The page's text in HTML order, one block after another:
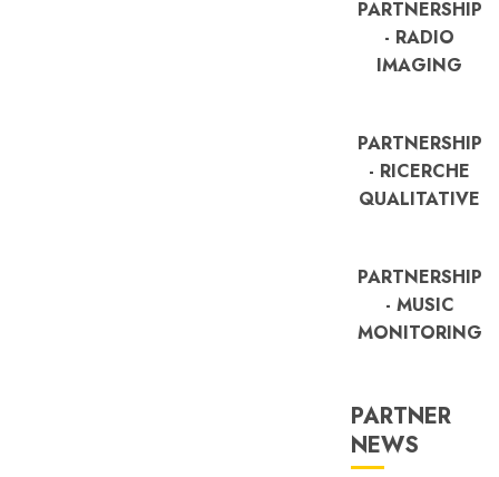
PARTNERSHIP
- RADIO
IMAGING
PARTNERSHIP
- RICERCHE
QUALITATIVE
PARTNERSHIP
- MUSIC
MONITORING
PARTNER
NEWS
FREE